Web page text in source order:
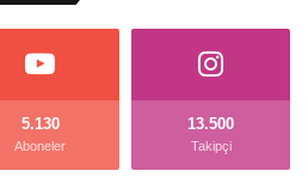
5.130
Aboneler
13.500
Takipçi